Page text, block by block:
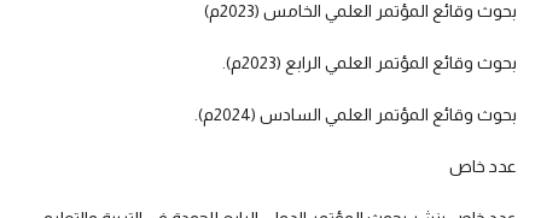
بحوث وقائع المؤتمر العلمي الخامس (2023م)
بحوث وقائع المؤتمر العلمي الرابع (2023م).
بحوث وقائع المؤتمر العلمي السادس (2024م).
عدد خاص